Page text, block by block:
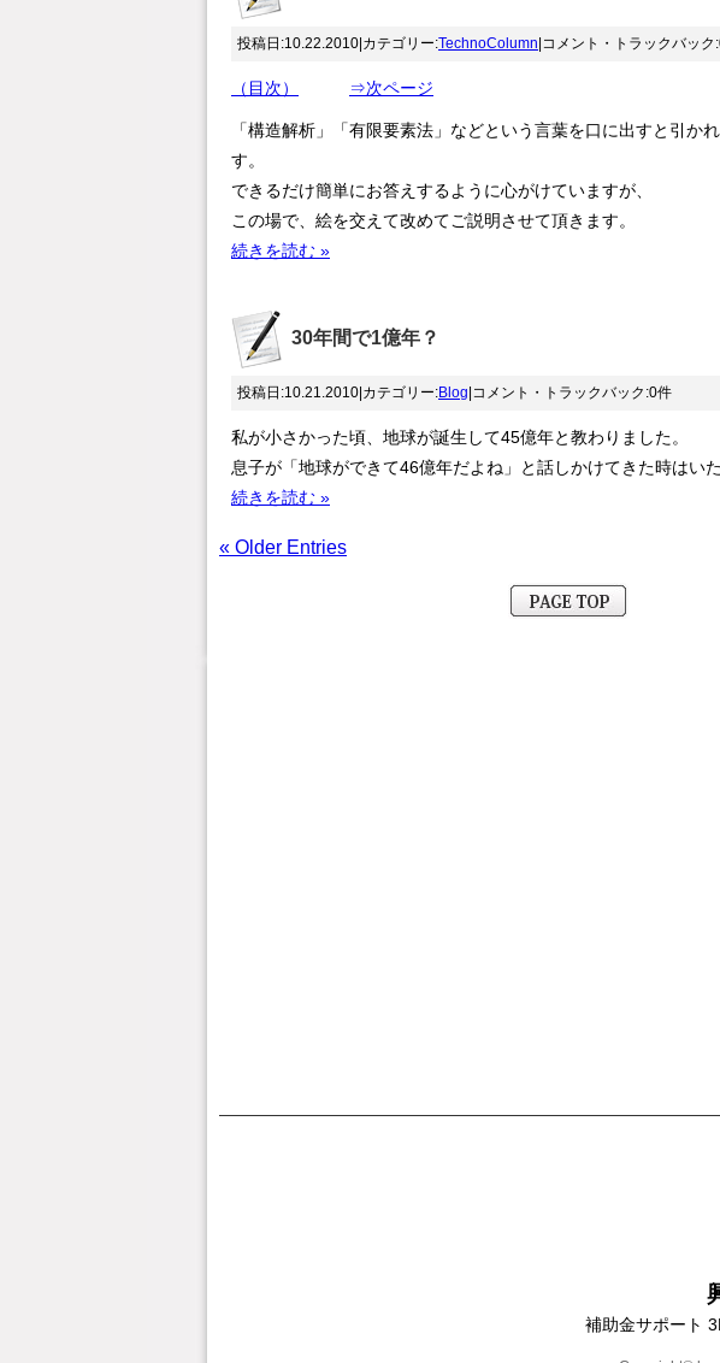
投稿日:10.22.2010|カテゴリー:TechnoColumn |コメント・トラックバック
（目次） ⇒次ページ
「構造解析」「有限要素法」などという言葉を口に出すと引か
す。
できるだけ簡単にお答えするように心がけていますが、
この場で、絵を交えて改めてご説明させて頂きます。
続きを読む »
30年間で1億年？
投稿日:10.21.2010|カテゴリー:Blog |コメント・トラックバック:0件
私が小さかった頃、地球が誕生して45億年と教わりました。
息子が「地球ができて46億年だよね」と話しかけてきた時はい
続きを読む »
« Older Entries
補助金サポート